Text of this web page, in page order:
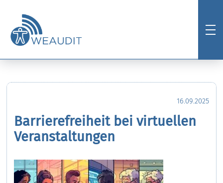
16.09.2025
Barrierefreiheit bei virtuellen
Veranstaltungen